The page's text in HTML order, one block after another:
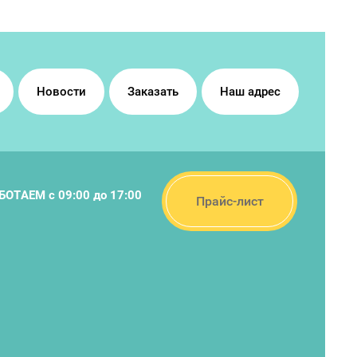
Новости Заказать Наш адрес
с 09:00 до 17:00 Прайс-лист